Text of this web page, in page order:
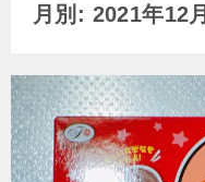
月別: 2021年12月